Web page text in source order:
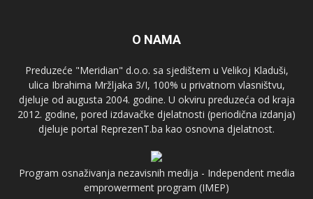
O NAMA
Preduzeće "Meridian" d.o.o. sa sjedištem u Velikoj Kladuši,
ulica Ibrahima Mržljaka 3/I, 100% u privatnom vlasništvu,
djeluje od augusta 2004. godine. U okviru preduzeća od kraja
2012. godine, pored izdavačke djelatnosti (periodična izdanja)
djeluje portal ReprezenT.ba kao osnovna djelatnost.
Program osnaživanja nezavisnih medija - Independent media
emprowerment program (IMEP)